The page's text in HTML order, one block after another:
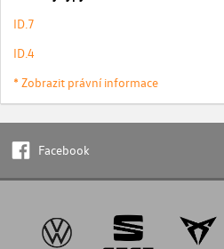
ID.7
ID.4
* Zobrazit právní informace
Facebook